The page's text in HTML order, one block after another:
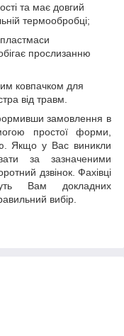
та має довгий
термообробці;
пластмаси
прослизанню
ковпачком для
від травм.
замовлення в
простої форми,
Якщо у Вас виникли
за зазначеними
дзвінок. Фахівці
Вам докладних
вибір.